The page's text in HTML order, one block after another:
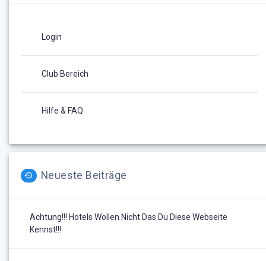
Login
Club Bereich
Hilfe & FAQ
Neueste Beiträge
Achtung!!! Hotels Wollen Nicht Das Du Diese Webseite
Kennst!!!